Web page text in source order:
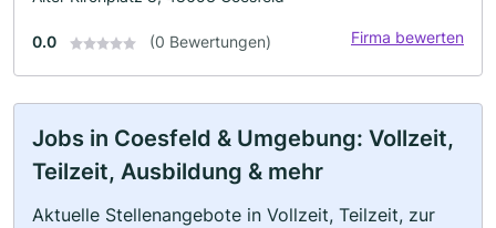
0.0 (0 Bewertungen) Firma bewerten
Jobs in Coesfeld & Umgebung: Vollzeit,
Teilzeit, Ausbildung & mehr
Aktuelle Stellenangebote in Vollzeit, Teilzeit, zur